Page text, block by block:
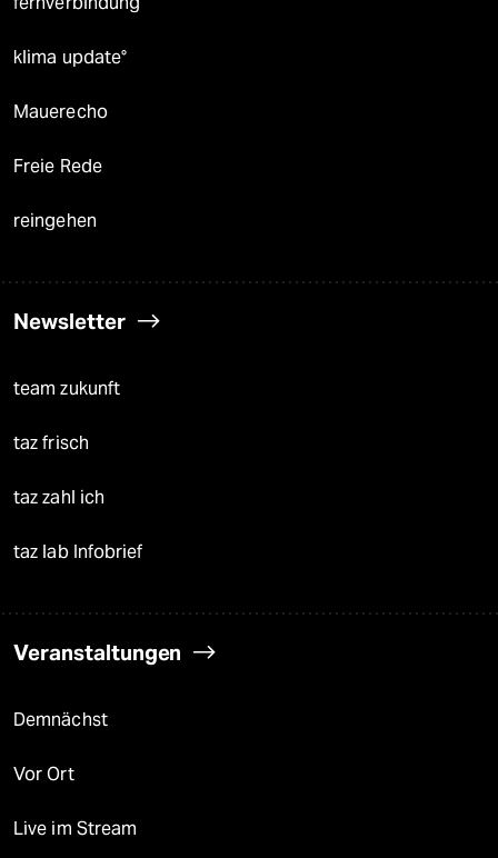
klima update°
Mauerecho
Freie Rede
reingehen
Newsletter
team zukunft
taz frisch
taz zahl ich
taz lab Infobrief
Veranstaltungen
Demnächst
Vor Ort
Live im Stream